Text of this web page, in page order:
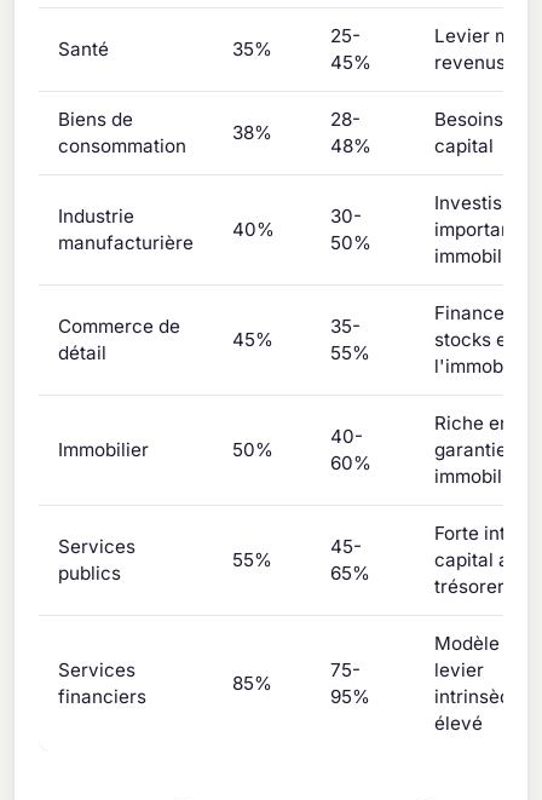
Santé 35%
25-
45%
Levier
revenus
Biens de
consommation
38%
28-
48%
Besoins
capital
Industrie
manufacturière
40%
30-
50%
important
immobilisés
Commerce de
détail
45%
35-
55%
stocks et de
l'immobilier
Immobilier 50%
40-
60%
Riche en
garanties
Services
publics
55%
45-
65%
Forte
capital
trésorerie
Services
financiers
85%
75-
95%
Modèle
levier
élevé